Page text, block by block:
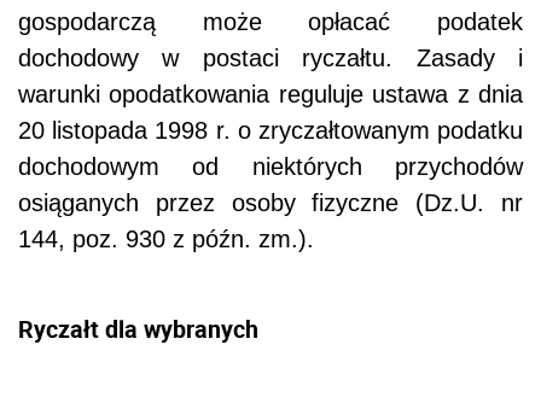
gospodarczą może opłacać podatek
dochodowy w postaci ryczałtu. Zasady i
warunki opodatkowania reguluje ustawa z dnia
20 listopada 1998 r. o zryczałtowanym podatku
dochodowym od niektórych przychodów
osiąganych przez osoby fizyczne (Dz.U. nr
144, poz. 930 z późn. zm.).
Ryczałt dla wybranych